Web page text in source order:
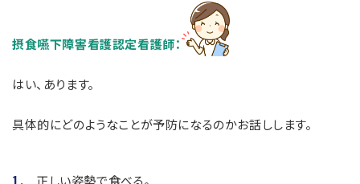
摂食嚥下障害看護認定看護師：
はい、あります。
具体的にどのようなことが予防になるのかお話しします。
正しい姿勢で食べる。